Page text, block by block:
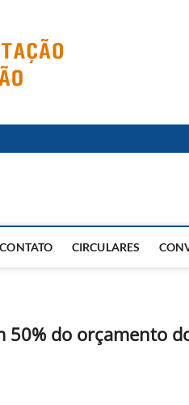
CONTATO CIRCULARES
do orçamento